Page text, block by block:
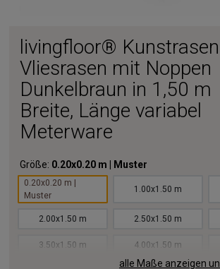
livingfloor® Kunstrasen
Vliesrasen mit Noppen
Dunkelbraun in 1,50 m
Breite, Länge variabel
Meterware
Größe: 0.20x0.20 m | Muster
0.20x0.20 m |
Muster
1.00x1.50 m
2.00x1.50 m 2.50x1.50 m
3.50x1.50 m 4.00x1.50 m
alle Maße anzeigen